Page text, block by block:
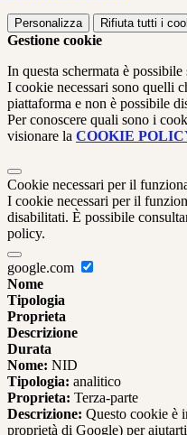
Personalizza Rifiuta tutti i
Gestione cookie
In questa schermata è
I cookie necessari sono quelli
piattaforma e non è possibile
Per conoscere quali sono i
visionare la COOKIE
Cookie necessari per il
I cookie necessari per il
disabilitati. È possibile
policy.
google.com
Nome
Tipologia
Proprieta
Descrizione
Durata
Nome: NID
Tipologia: analitico
Proprieta: Terza-parte
Descrizione: Questo cookie è
proprietà di Google) per